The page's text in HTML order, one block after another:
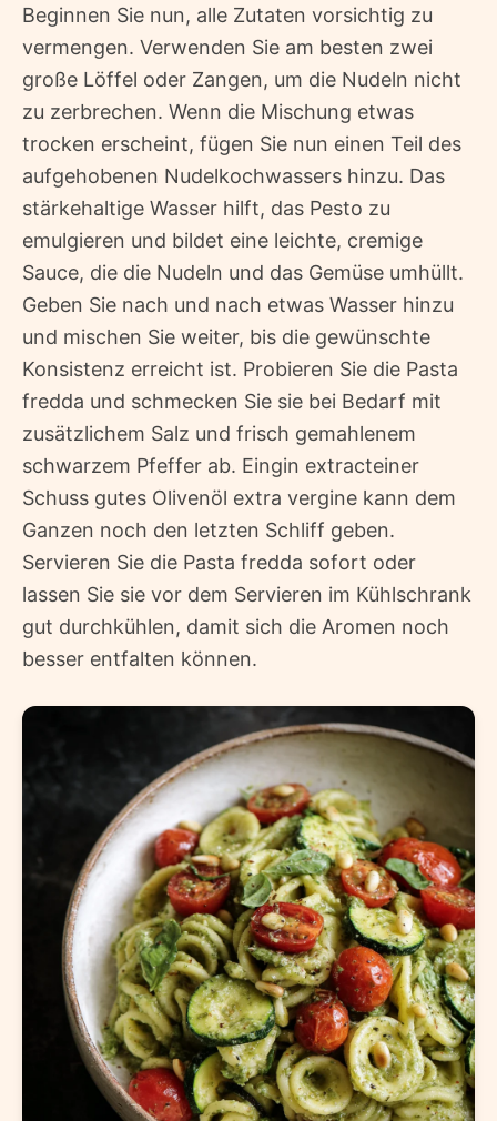
Beginnen Sie nun, alle Zutaten vorsichtig zu
vermengen. Verwenden Sie am besten zwei
große Löffel oder Zangen, um die Nudeln nicht
zu zerbrechen. Wenn die Mischung etwas
trocken erscheint, fügen Sie nun einen Teil des
aufgehobenen Nudelkochwassers hinzu. Das
stärkehaltige Wasser hilft, das Pesto zu
emulgieren und bildet eine leichte, cremige
Sauce, die die Nudeln und das Gemüse umhüllt.
Geben Sie nach und nach etwas Wasser hinzu
und mischen Sie weiter, bis die gewünschte
Konsistenz erreicht ist. Probieren Sie die Pasta
fredda und schmecken Sie sie bei Bedarf mit
zusätzlichem Salz und frisch gemahlenem
schwarzem Pfeffer ab. Eingin extracteiner
Schuss gutes Olivenöl extra vergine kann dem
Ganzen noch den letzten Schliff geben.
Servieren Sie die Pasta fredda sofort oder
lassen Sie sie vor dem Servieren im Kühlschrank
gut durchkühlen, damit sich die Aromen noch
besser entfalten können.